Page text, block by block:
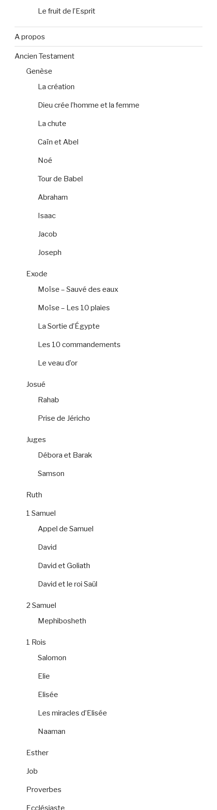
Le fruit de l’Esprit
A propos
Ancien Testament
Genèse
La création
Dieu crée l’homme et la femme
La chute
Caïn et Abel
Noé
Tour de Babel
Abraham
Isaac
Jacob
Joseph
Exode
Moïse – Sauvé des eaux
Moïse – Les 10 plaies
La Sortie d’Égypte
Les 10 commandements
Le veau d’or
Josué
Rahab
Prise de Jéricho
Juges
Débora et Barak
Samson
Ruth
1 Samuel
Appel de Samuel
David
David et Goliath
David et le roi Saül
2 Samuel
Mephibosheth
1 Rois
Salomon
Elie
Elisée
Les miracles d’Elisée
Naaman
Esther
Job
Proverbes